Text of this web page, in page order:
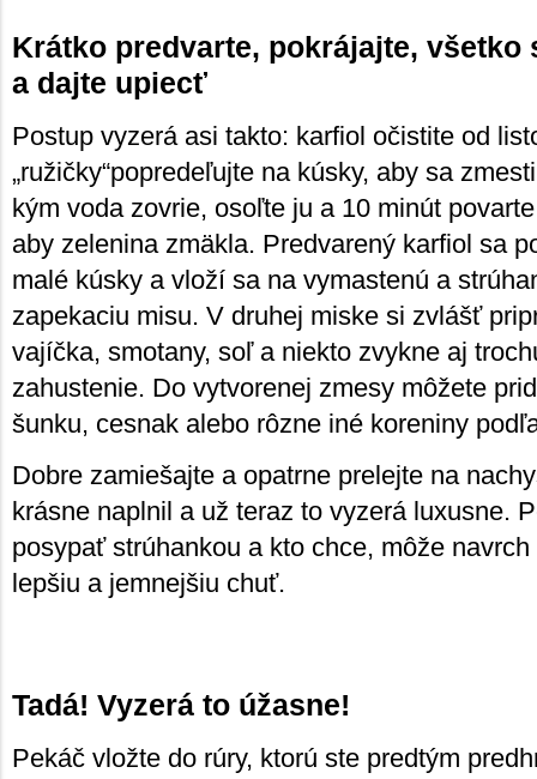
Krátko predvarte, pokrájajte, všetko
a dajte upiecť
Postup vyzerá asi takto: karfiol očistite od
„ružičky“popredeľujte na kúsky, aby sa
kým voda zovrie, osoľte ju a 10 minút
aby zelenina zmäkla. Predvarený karfiol sa
malé kúsky a vloží sa na vymastenú a
zapekaciu misu. V druhej miske si zvlášť
vajíčka, smotany, soľ a niekto zvykne aj
zahustenie. Do vytvorenej zmesy môžete
šunku, cesnak alebo rôzne iné koreniny
Dobre zamiešajte a opatrne prelejte na
krásne naplnil a už teraz to vyzerá luxusne.
posypať strúhankou a kto chce, môže
lepšiu a jemnejšiu chuť.
Tadá! Vyzerá to úžasne!
Pekáč vložte do rúry, ktorú ste predtým